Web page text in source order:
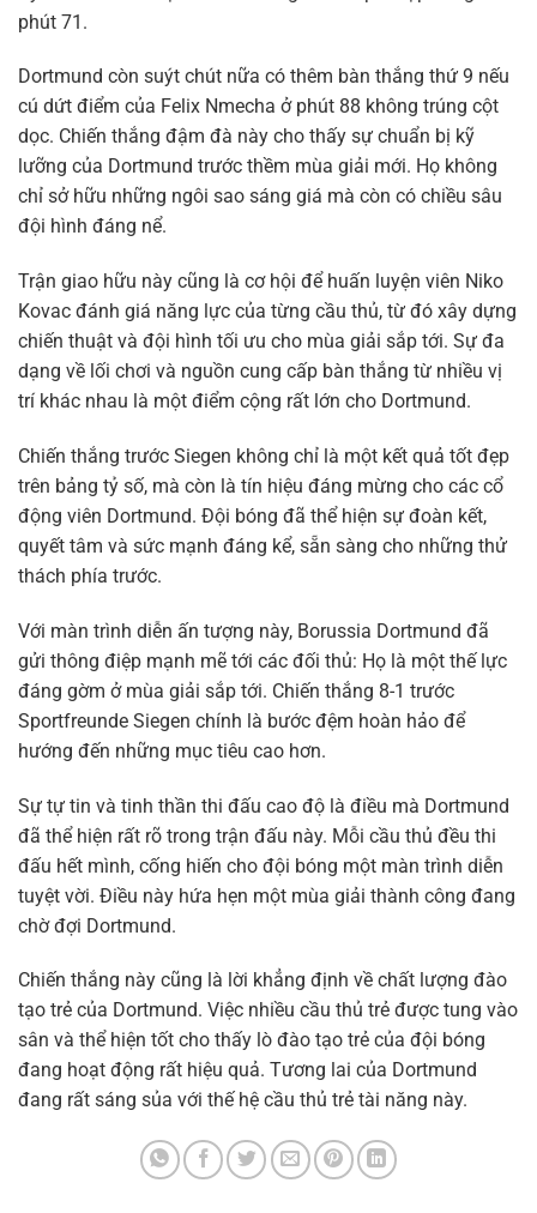
phút 71.
Dortmund còn suýt chút nữa có thêm bàn thắng thứ 9 nếu
cú dứt điểm của Felix Nmecha ở phút 88 không trúng cột
dọc. Chiến thắng đậm đà này cho thấy sự chuẩn bị kỹ
lưỡng của Dortmund trước thềm mùa giải mới. Họ không
chỉ sở hữu những ngôi sao sáng giá mà còn có chiều sâu
đội hình đáng nể.
Trận giao hữu này cũng là cơ hội để huấn luyện viên Niko
Kovac đánh giá năng lực của từng cầu thủ, từ đó xây dựng
chiến thuật và đội hình tối ưu cho mùa giải sắp tới. Sự đa
dạng về lối chơi và nguồn cung cấp bàn thắng từ nhiều vị
trí khác nhau là một điểm cộng rất lớn cho Dortmund.
Chiến thắng trước Siegen không chỉ là một kết quả tốt đẹp
trên bảng tỷ số, mà còn là tín hiệu đáng mừng cho các cổ
động viên Dortmund. Đội bóng đã thể hiện sự đoàn kết,
quyết tâm và sức mạnh đáng kể, sẵn sàng cho những thử
thách phía trước.
Với màn trình diễn ấn tượng này, Borussia Dortmund đã
gửi thông điệp mạnh mẽ tới các đối thủ: Họ là một thế lực
đáng gờm ở mùa giải sắp tới. Chiến thắng 8-1 trước
Sportfreunde Siegen chính là bước đệm hoàn hảo để
hướng đến những mục tiêu cao hơn.
Sự tự tin và tinh thần thi đấu cao độ là điều mà Dortmund
đã thể hiện rất rõ trong trận đấu này. Mỗi cầu thủ đều thi
đấu hết mình, cống hiến cho đội bóng một màn trình diễn
tuyệt vời. Điều này hứa hẹn một mùa giải thành công đang
chờ đợi Dortmund.
Chiến thắng này cũng là lời khẳng định về chất lượng đào
tạo trẻ của Dortmund. Việc nhiều cầu thủ trẻ được tung vào
sân và thể hiện tốt cho thấy lò đào tạo trẻ của đội bóng
đang hoạt động rất hiệu quả. Tương lai của Dortmund
đang rất sáng sủa với thế hệ cầu thủ trẻ tài năng này.